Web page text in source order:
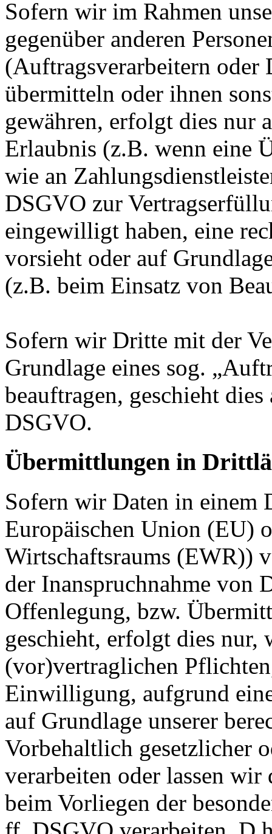
Sofern wir im Rahmen
gegenüber anderen
(Auftragsverarbeitern oder
übermitteln oder ihnen
gewähren, erfolgt dies nur
Erlaubnis (z.B. wenn eine
wie an
DSGVO zur
eingewilligt haben, eine
vorsieht oder auf
(z.B. beim Einsatz von
Sofern wir Dritte mit der
Grundlage eines sog.
beauftragen, geschieht
DSGVO.
Übermittlungen in
Sofern wir Daten in einem
Europäischen Union (EU)
Wirtschaftsraums (EWR))
der Inanspruchnahme von
Offenlegung, bzw.
geschieht, erfolgt dies nur,
(vor)vertraglichen
Einwilligung, aufgrund
auf Grundlage unserer
Vorbehaltlich gesetzlicher
verarbeiten oder lassen
beim Vorliegen der